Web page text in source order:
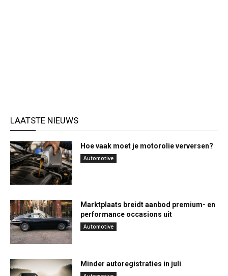
LAATSTE NIEUWS
Hoe vaak moet je motorolie verversen?
Automotive
Marktplaats breidt aanbod premium- en
performance occasions uit
Automotive
Minder autoregistraties in juli